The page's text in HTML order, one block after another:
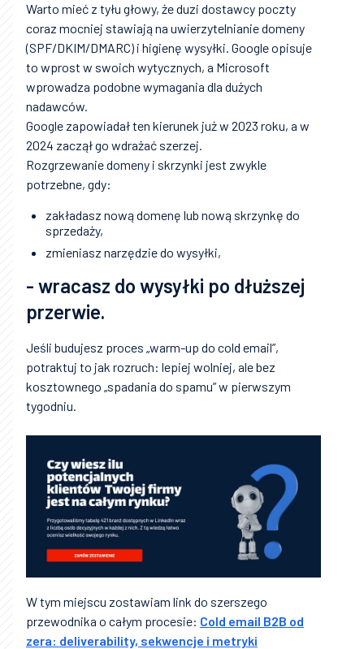
Warto mieć z tyłu głowy, że duzi dostawcy poczty
coraz mocniej stawiają na uwierzytelnianie domeny
(SPF/DKIM/DMARC) i higienę wysyłki. Google opisuje
to wprost w swoich wytycznych, a Microsoft
wprowadza podobne wymagania dla dużych
nadawców.
Google zapowiadał ten kierunek już w 2023 roku, a w
2024 zaczął go wdrażać szerzej.
Rozgrzewanie domeny i skrzynki jest zwykle
potrzebne, gdy:
zakładasz nową domenę lub nową skrzynkę do
sprzedaży,
zmieniasz narzędzie do wysyłki,
- wracasz do wysyłki po dłuższej
przerwie.
Jeśli budujesz proces „warm-up do cold email”,
potraktuj to jak rozruch: lepiej wolniej, ale bez
kosztownego „spadania do spamu” w pierwszym
tygodniu.
W tym miejscu zostawiam link do szerszego
przewodnika o całym procesie: Cold email B2B od
zera: deliverability, sekwencje i metryki